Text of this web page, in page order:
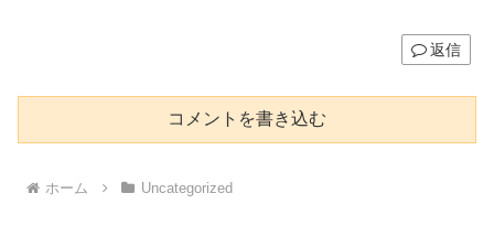
返信
コメントを書き込む
ホーム Uncategorized